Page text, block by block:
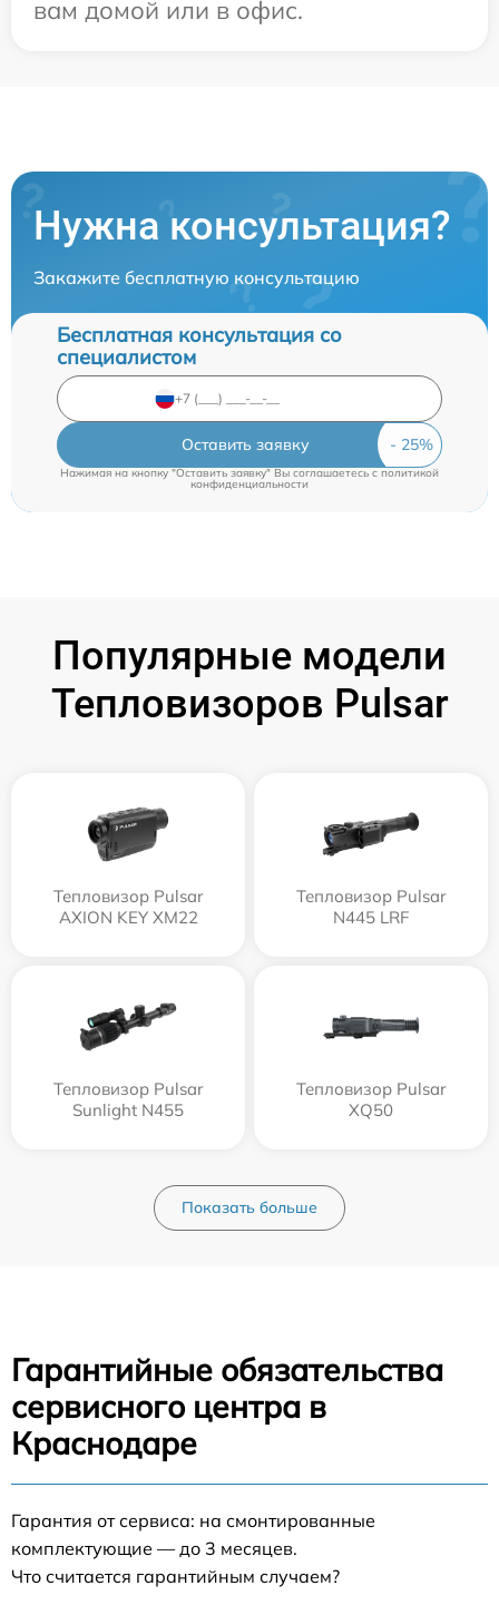
вам домой или в офис.
Нужна консультация?
Закажите бесплатную консультацию
Бесплатная консультация со
специалистом
Оставить заявку
Нажимая на кнопку "Оставить заявку" Вы соглашаетесь cполитикой
конфиденциальности
Популярные модели
Тепловизоров Pulsar
Тепловизор Pulsar
AXION KEY XM22
Тепловизор Pulsar
N445 LRF
Тепловизор Pulsar
Sunlight N455
Тепловизор Pulsar
XQ50
Показать больше
Гарантийные обязательства
сервисного центра в
Краснодаре
Гарантия от сервиса: на смонтированные
комплектующие — до 3 месяцев.
Что считается гарантийным случаем?